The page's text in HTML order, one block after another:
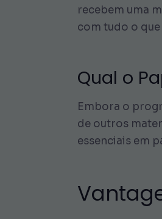
recebem uma
com tudo o
Qual o
Embora o
de outros
essenciais em